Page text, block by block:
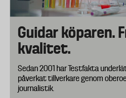
Guidar köparen.
kvalitet.
Sedan 2001 har Testfakta
påverkat tillverkare genom
journalistik.